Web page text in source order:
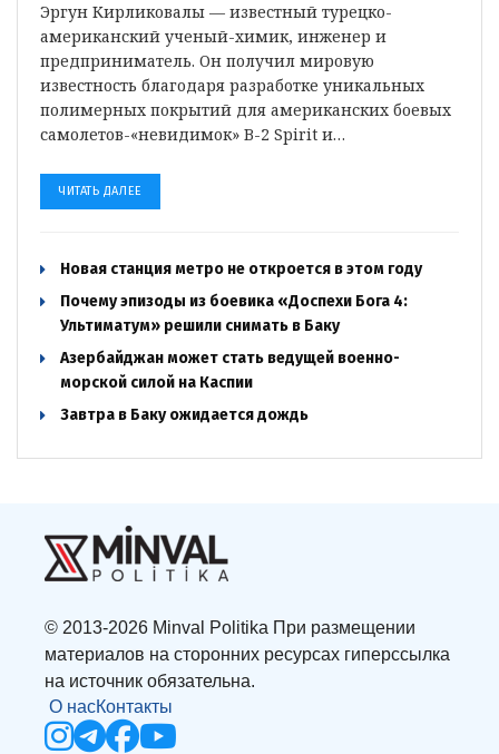
Эргун Кирликовалы — известный турецко-
американский ученый-химик, инженер и
предприниматель. Он получил мировую
известность благодаря разработке уникальных
полимерных покрытий для американских боевых
самолетов-«невидимок» B-2 Spirit и…
ЧИТАТЬ ДАЛЕЕ
Новая станция метро не откроется в этом году
Почему эпизоды из боевика «Доспехи Бога 4:
Ультиматум» решили снимать в Баку
Азербайджан может стать ведущей военно-
морской силой на Каспии
Завтра в Баку ожидается дождь
© 2013-2026 Minval Politika При размещении
материалов на сторонних ресурсах гиперссылка
на источник обязательна.
О насКонтакты